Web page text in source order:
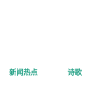
新闻热点 诗歌